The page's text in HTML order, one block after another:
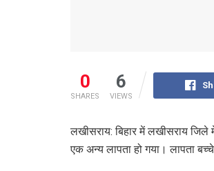
0
SHARES
6
VIEWS
लखीसराय: बिहार में लखीसराय जिले
एक अन्य लापता हो गया। लापता